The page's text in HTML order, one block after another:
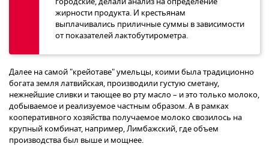
жирности продукта. И крестьянам
выплачивались приличные суммы в зависимости
от показателей лактобутирометра.
Далее на самой "крейотаве" умельцы, коими была традиционно
богата земля латвийская, производили густую сметану,
нежнейшие сливки и тающее во рту масло – и это только молоко,
добываемое и реализуемое частным образом. А в рамках
кооперативного хозяйства получаемое молоко свозилось на
крупный комбинат, например, Лимбажский, где объем
производства был выше и мощнее.